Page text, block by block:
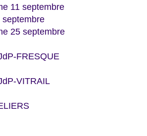
11 septembre
septembre
25 septembre
FRESQUE
VITRAIL